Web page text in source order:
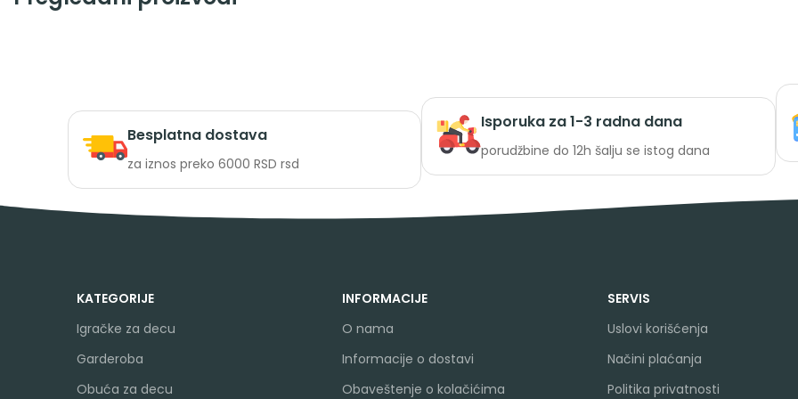
Besplatna dostava
za iznos preko 6000 RSD rsd
Isporuka za 1-3 radna dana
porudžbine do 12h šalju se istog dana
KATEGORIJE
Igračke za decu
Garderoba
Obuća za decu
INFORMACIJE
O nama
Informacije o dostavi
Obaveštenje o kolačićima
SERVIS
Uslovi korišćenja
Načini plaćanja
Politika privatnosti